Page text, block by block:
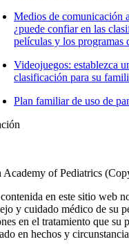
Medios de comunicación
¿puede confiar en las
películas y los programas
Videojuegos: establezca
clasificación para su
Plan familiar de uso de
Academy of Pediatrics
en este sitio web
y cuidado médico de su
en el tratamiento que su
en hechos y